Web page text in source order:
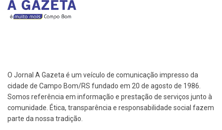
O Jornal A Gazeta é um veículo de comunicação impresso da
cidade de Campo Bom/RS fundado em 20 de agosto de 1986.
Somos referência em informação e prestação de serviços junto à
comunidade. Ética, transparência e responsabilidade social fazem
parte da nossa tradição.